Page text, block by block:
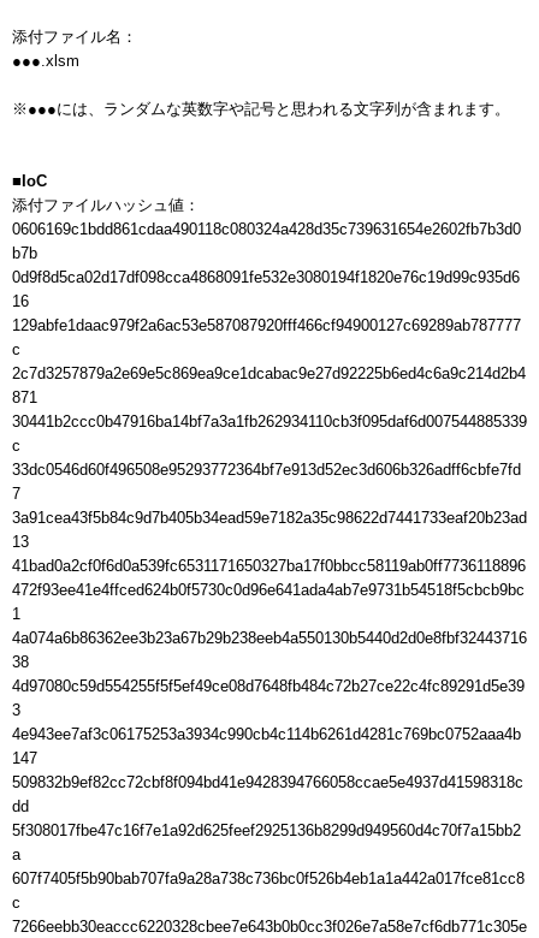
添付ファイル名：
●●●.xlsm
※●●●には、ランダムな英数字や記号と思われる文字列が含まれます。
■IoC
添付ファイルハッシュ値：
0606169c1bdd861cdaa490118c080324a428d35c739631654e2602fb7b3d0
b7b
0d9f8d5ca02d17df098cca4868091fe532e3080194f1820e76c19d99c935d6
16
129abfe1daac979f2a6ac53e587087920fff466cf94900127c69289ab787777
c
2c7d3257879a2e69e5c869ea9ce1dcabac9e27d92225b6ed4c6a9c214d2b4
871
30441b2ccc0b47916ba14bf7a3a1fb262934110cb3f095daf6d007544885339
c
33dc0546d60f496508e95293772364bf7e913d52ec3d606b326adff6cbfe7fd
7
3a91cea43f5b84c9d7b405b34ead59e7182a35c98622d7441733eaf20b23ad
13
41bad0a2cf0f6d0a539fc6531171650327ba17f0bbcc58119ab0ff7736118896
472f93ee41e4ffced624b0f5730c0d96e641ada4ab7e9731b54518f5cbcb9bc
1
4a074a6b86362ee3b23a67b29b238eeb4a550130b5440d2d0e8fbf32443716
38
4d97080c59d554255f5f5ef49ce08d7648fb484c72b27ce22c4fc89291d5e39
3
4e943ee7af3c06175253a3934c990cb4c114b6261d4281c769bc0752aaa4b
147
509832b9ef82cc72cbf8f094bd41e9428394766058ccae5e4937d41598318c
dd
5f308017fbe47c16f7e1a92d625feef2925136b8299d949560d4c70f7a15bb2
a
607f7405f5b90bab707fa9a28a738c736bc0f526b4eb1a1a442a017fce81cc8
c
7266eebb30eaccc6220328cbee7e643b0b0cc3f026e7a58e7cf6db771c305e